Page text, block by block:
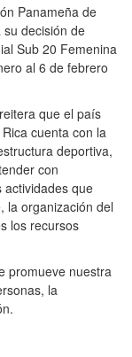
Panameña de
decisión de
Sub 20 Femenina
al 6 de febrero
que el país
cuenta con la
deportiva,
con
actividades que
la organización del
los recursos
promueve nuestra
la